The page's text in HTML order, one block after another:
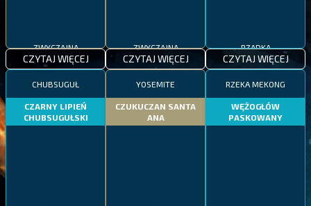
ZWYCZAJNA
CZYTAJ WIĘCEJ
ZWYCZAJNA
CZYTAJ WIĘCEJ
RZADKA
CZYTAJ WIĘCEJ
CHUBSUGUŁ
CZARNY LIPIEŃ
CHUBSUGUŁSKI
YOSEMITE
CZUKUCZAN SANTA
ANA
RZEKA MEKONG
WĘŻOGŁÓW
PASKOWANY